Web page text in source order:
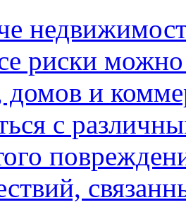
риски
домов и
с